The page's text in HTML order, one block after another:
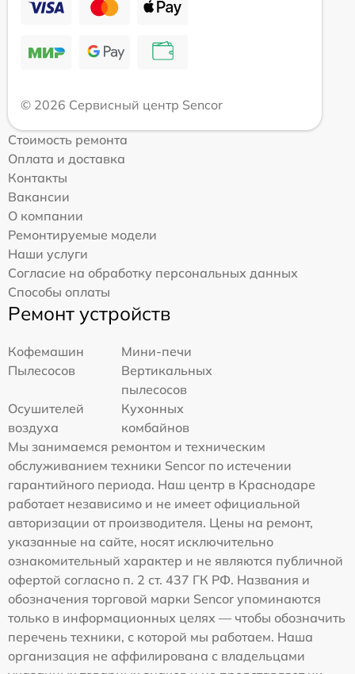
© 2026 Сервисный центр Sencor
Стоимость ремонта
Оплата и доставка
Контакты
Вакансии
О компании
Ремонтируемые модели
Наши услуги
Согласие на обработку персональных данных
Способы оплаты
Ремонт устройств
Кофемашин
Мини-печи
Пылесосов
Вертикальных
пылесосов
Осушителей
воздуха
Кухонных
комбайнов
Мы занимаемся ремонтом и техническим
обслуживанием техники Sencor по истечении
гарантийного периода. Наш центр в Краснодаре
работает независимо и не имеет официальной
авторизации от производителя. Цены на ремонт,
указанные на сайте, носят исключительно
ознакомительный характер и не являются публичной
офертой согласно п. 2 ст. 437 ГК РФ. Названия и
обозначения торговой марки Sencor упоминаются
только в информационных целях — чтобы обозначить
перечень техники, с которой мы работаем. Наша
организация не аффилирована с владельцами